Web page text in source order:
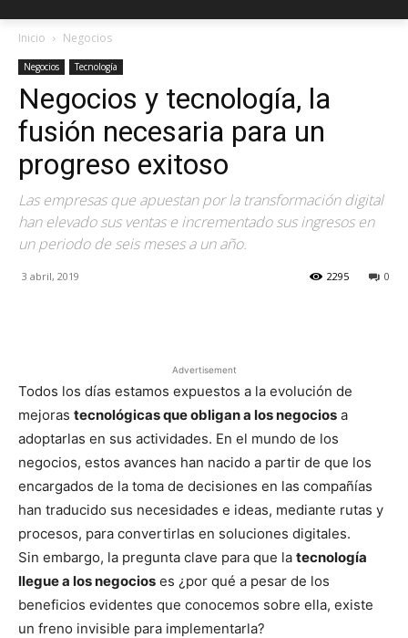
Inicio Negocios
Negocios Tecnología
Negocios y tecnología, la
fusión necesaria para un
progreso exitoso
Las empresas que apuestan por la transformación digital
han elevado sus ventas e incrementado sus ingresos en
un periodo de seis meses a un año.
3 abril, 2019 0
2295
Advertisement
Todos los días estamos expuestos a la evolución de
mejoras tecnológicas que obligan a los negocios a
adoptarlas en sus actividades. En el mundo de los
negocios, estos avances han nacido a partir de que los
encargados de la toma de decisiones en las compañías
han traducido sus necesidades e ideas, mediante rutas y
procesos, para convertirlas en soluciones digitales.
Sin embargo, la pregunta clave para que la tecnología
llegue a los negocios es ¿por qué a pesar de los
beneficios evidentes que conocemos sobre ella, existe
un freno invisible para implementarla?